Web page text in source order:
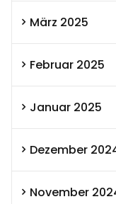
März 2025
Februar 2025
Januar 2025
Dezember
November